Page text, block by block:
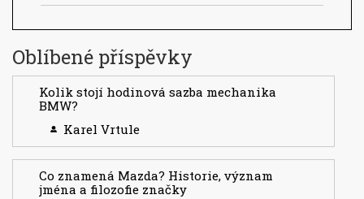
Oblíbené příspěvky
Kolik stojí hodinová sazba mechanika
BMW?
Karel Vrtule
Co znamená Mazda? Historie, význam
jména a filozofie značky